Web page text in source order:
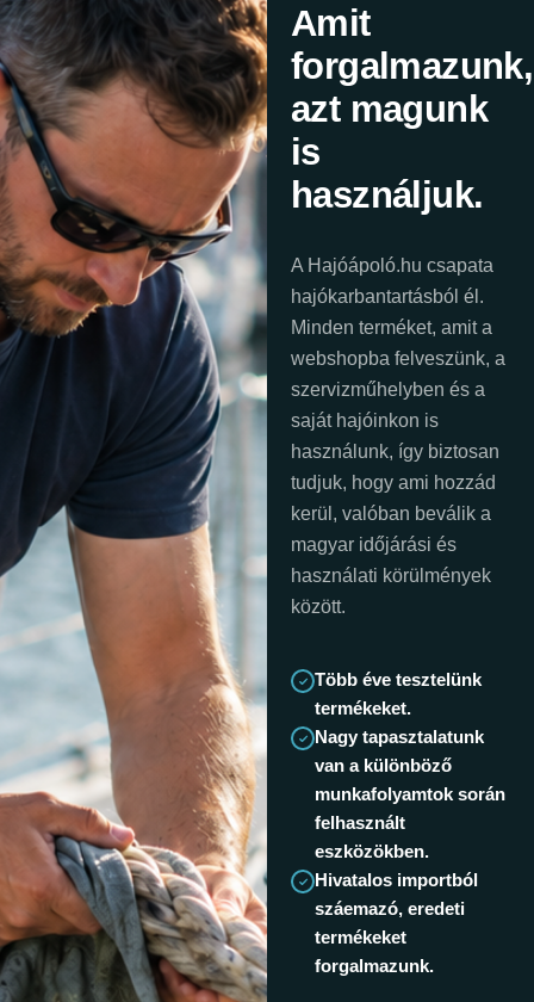
Amit
forgalmazunk,
azt magunk
is
használjuk.
A Hajóápoló.hu csapata
hajókarbantartásból él.
Minden terméket, amit a
webshopba felveszünk, a
szervizműhelyben és a
saját hajóinkon is
használunk, így biztosan
tudjuk, hogy ami hozzád
kerül, valóban beválik a
magyar időjárási és
használati körülmények
között.
Több éve tesztelünk
termékeket.
Nagy tapasztalatunk
van a különböző
munkafolyamtok során
felhasznált
eszközökben.
Hivatalos importból
száemazó, eredeti
termékeket
forgalmazunk.